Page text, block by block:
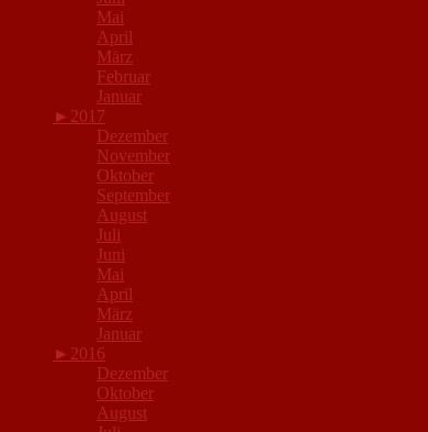
Mai
April
März
Februar
Januar
► 2017
Dezember
November
Oktober
September
August
Juli
Juni
Mai
April
März
Januar
► 2016
Dezember
Oktober
August